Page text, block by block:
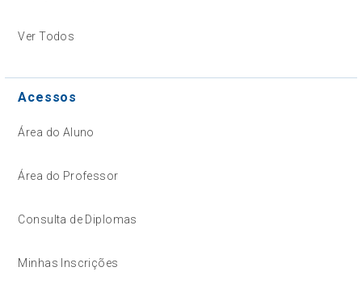
Ver Todos
Acessos
Área do Aluno
Área do Professor
Consulta de Diplomas
Minhas Inscrições